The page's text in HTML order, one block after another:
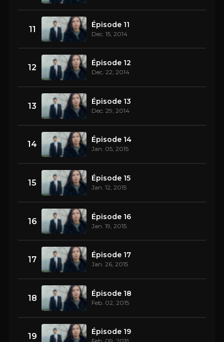
11 Épisode 11
Dec. 15, 2014
12 Épisode 12
Dec. 22, 2014
13 Épisode 13
Dec. 29, 2014
14 Épisode 14
Jan. 05, 2015
15 Épisode 15
Jan. 12, 2015
16 Épisode 16
Jan. 19, 2015
17 Épisode 17
Jan. 26, 2015
18 Épisode 18
Feb. 02, 2015
19 Épisode 19